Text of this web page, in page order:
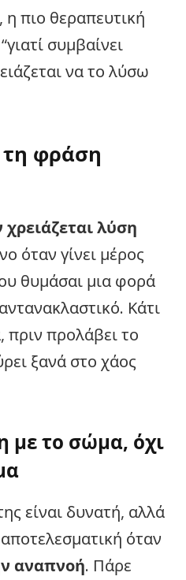
η πιο θεραπευτική
συμβαίνει
να το λύσω
τη φράση
λύση
όταν γίνει μέρος
θυμάσαι μια φορά
Κάτι
πριν προλάβει το
ξανά στο χάος
με το σώμα, όχι
είναι δυνατή, αλλά
όταν
αναπνοή. Πάρε